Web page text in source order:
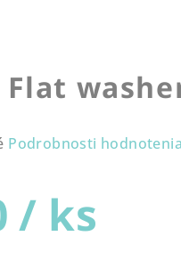
Flat
Podrobnosti hodnotenia
/ ks